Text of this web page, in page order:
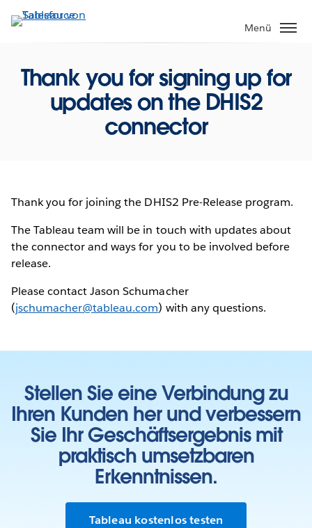
Direkt
zum
Menü
Thank you for signing up for
updates on the DHIS2
connector
Thank you for joining the DHIS2 Pre-Release program.
The Tableau team will be in touch with updates about
the connector and ways for you to be involved before
release.
Please contact Jason Schumacher
(jschumacher@tableau.com) with any questions.
Stellen Sie eine Verbindung zu
Ihren Kunden her und verbessern
Sie Ihr Geschäftsergebnis mit
praktisch umsetzbaren
Erkenntnissen.
Tableau kostenlos testen